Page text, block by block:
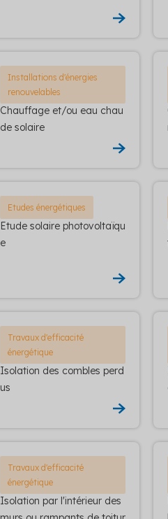
Installations d'énergies
renouvelables
Chauffage et/ou eau chau
de solaire
Etudes énergétiques
Etude solaire photovoltaïqu
e
Travaux d'efficacité
énergétique
Isolation des combles perd
us
Travaux d'efficacité
énergétique
Isolation par l'intérieur des